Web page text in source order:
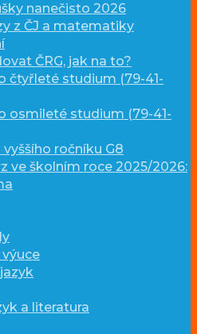
nanečisto 2026
z ČJ a matematiky
ČRG, jak na to?
čtyřleté studium (79-41-
osmileté studium (79-41-
ročníku G8
ve školním roce 2025/2026:
a literatura